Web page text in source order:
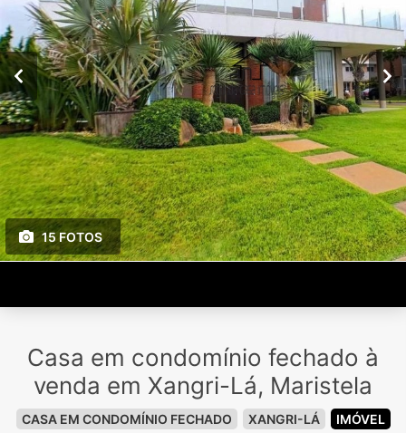
15 FOTOS
Casa em condomínio fechado à
venda em Xangri-Lá, Maristela
CASA EM CONDOMÍNIO FECHADO XANGRI-LÁ IMÓVEL